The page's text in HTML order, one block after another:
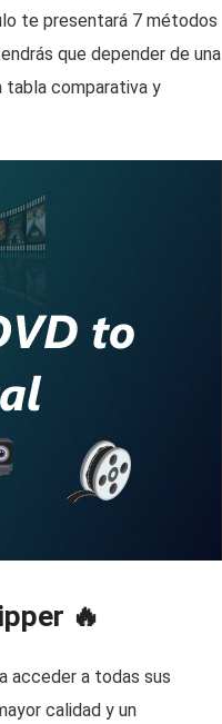
te presentará 7 métodos
que depender de una
tabla comparativa y
🔥
acceder a todas sus
calidad y un